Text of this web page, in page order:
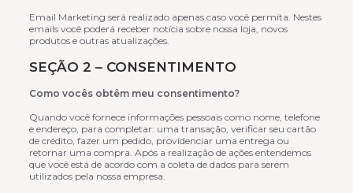
Email Marketing será realizado apenas caso você permita. Nestes
emails você poderá receber notícia sobre nossa loja, novos
produtos e outras atualizações.
SEÇÃO 2 – CONSENTIMENTO
Como vocês obtêm meu consentimento?
Quando você fornece informações pessoais como nome, telefone
e endereço, para completar: uma transação, verificar seu cartão
de crédito, fazer um pedido, providenciar uma entrega ou
retornar uma compra. Após a realização de ações entendemos
que você está de acordo com a coleta de dados para serem
utilizados pela nossa empresa.